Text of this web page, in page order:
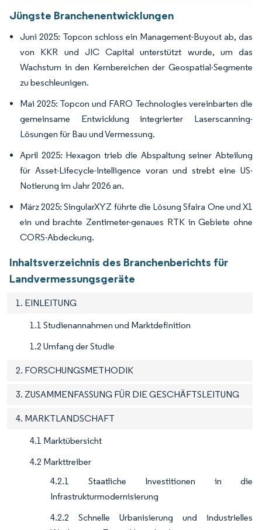
Jüngste Branchenentwicklungen
Juni 2025: Topcon schloss ein Management-Buyout ab, das
von KKR und JIC Capital unterstützt wurde, um das
Wachstum in den Kernbereichen der Geospatial-Segmente
zu beschleunigen.
Mai 2025: Topcon und FARO Technologies vereinbarten die
gemeinsame Entwicklung integrierter Laserscanning-
Lösungen für Bau und Vermessung.
April 2025: Hexagon trieb die Abspaltung seiner Abteilung
für Asset-Lifecycle-Intelligence voran und strebt eine US-
Notierung im Jahr 2026 an.
März 2025: SingularXYZ führte die Lösung Sfaira One und X1
ein und brachte Zentimeter-genaues RTK in Gebiete ohne
CORS-Abdeckung.
Inhaltsverzeichnis des Branchenberichts für
Landvermessungsgeräte
1. EINLEITUNG
1.1 Studienannahmen und Marktdefinition
1.2 Umfang der Studie
2. FORSCHUNGSMETHODIK
3. ZUSAMMENFASSUNG FÜR DIE GESCHÄFTSLEITUNG
4. MARKTLANDSCHAFT
4.1 Marktübersicht
4.2 Markttreiber
4.2.1 Staatliche Investitionen in die
Infrastrukturmodernisierung
4.2.2 Schnelle Urbanisierung und industrielles